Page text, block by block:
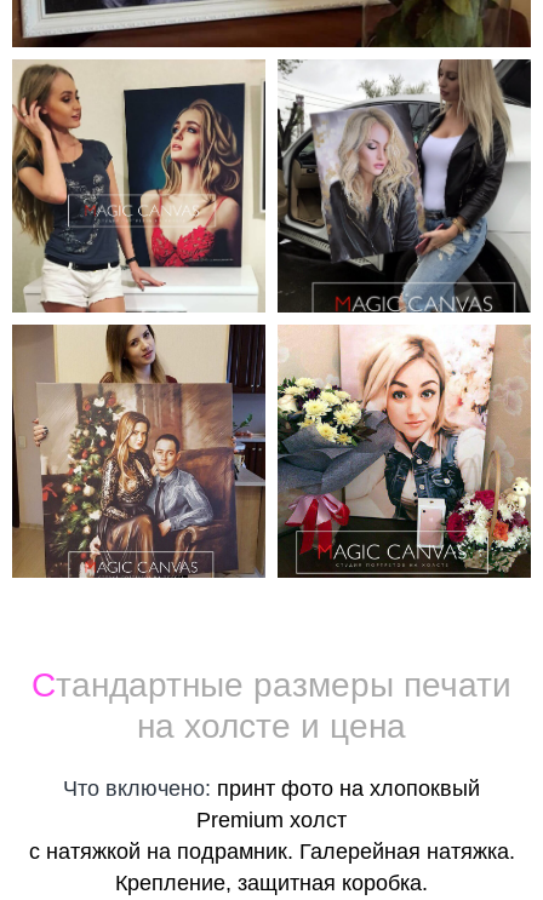
Стандартные размеры печати
на холсте и цена
Что включено: принт фото на хлопоквый
Premium холст
с натяжкой на подрамник. Галерейная натяжка.
Крепление, защитная коробка.